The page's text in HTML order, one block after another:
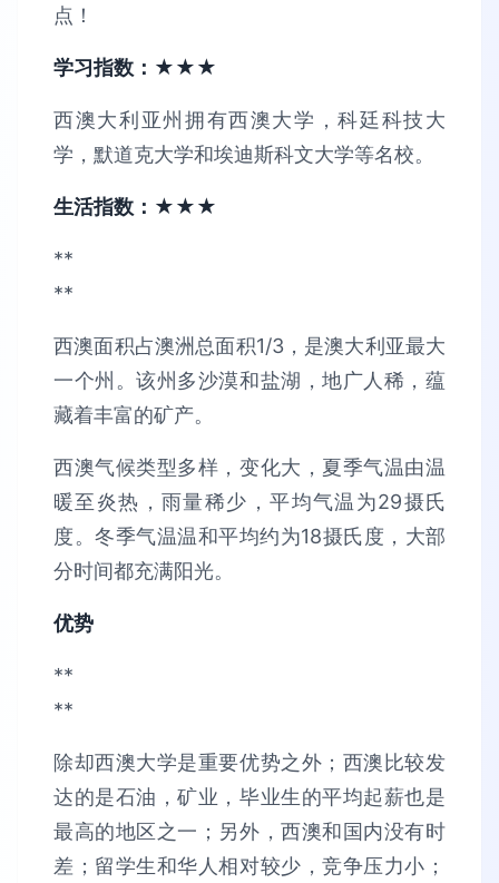
学习指数：★★★
西澳大利亚州拥有西澳大学，科廷科技大
学，默道克大学和埃迪斯科文大学等名校。
生活指数：★★★
**
**
西澳面积占澳洲总面积1/3，是澳大利亚最大
一个州。该州多沙漠和盐湖，地广人稀，蕴
藏着丰富的矿产。
西澳气候类型多样，变化大，夏季气温由温
暖至炎热，雨量稀少，平均气温为29摄氏
度。冬季气温温和平均约为18摄氏度，大部
分时间都充满阳光。
优势
**
**
除却西澳大学是重要优势之外；西澳比较发
达的是石油，矿业，毕业生的平均起薪也是
最高的地区之一；另外，西澳和国内没有时
差；留学生和华人相对较少，竞争压力小；